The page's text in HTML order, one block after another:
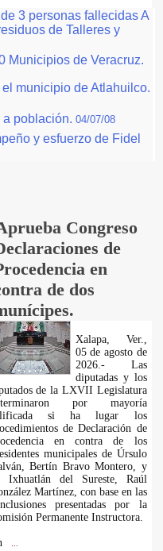
3 personas fallecidas A
de Talleres y
Municipios de Veracruz.
municipio de Atlahuilco.
a población. 04/07/08
y esfuerzo de Fidel
Congreso
de
en
de dos
Xalapa, Ver.,
05 de agosto de
2026.- Las
diputadas y los
de la LXVII Legislatura
por mayoría
si ha lugar los
de Declaración de
en contra de los
municipales de Úrsulo
Bertín Bravo Montero, y
Ixhuatlán del Sureste, Raúl
Martínez, con base en las
presentadas por la
Permanente Instructora.